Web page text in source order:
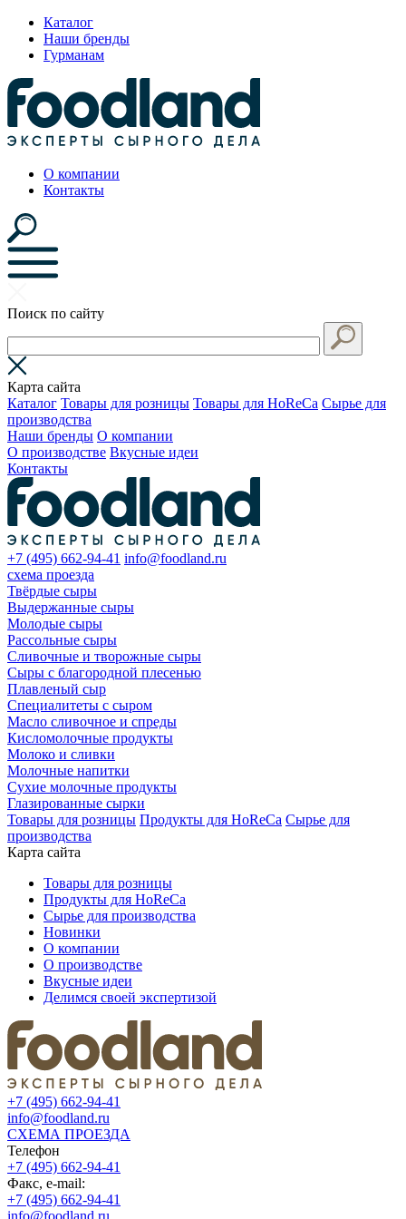
Каталог
Наши бренды
Гурманам
О компании
Контакты
Поиск по сайту
Карта сайта
Каталог Товары для розницы Товары для HoReCa Сырье для
производства
Наши бренды О компании
О производстве Вкусные идеи
Контакты
+7 (495) 662-94-41 info@foodland.ru
схема проезда
Твёрдые сыры
Выдержанные сыры
Молодые сыры
Рассольные сыры
Сливочные и творожные сыры
Сыры с благородной плесенью
Плавленый сыр
Специалитеты с сыром
Масло сливочное и спреды
Кисломолочные продукты
Молоко и сливки
Молочные напитки
Сухие молочные продукты
Глазированные сырки
Товары для розницы Продукты для HoReCa Сырье для
производства
Карта сайта
Товары для розницы
Продукты для HoReCa
Сырье для производства
Новинки
О компании
О производстве
Вкусные идеи
Делимся своей экспертизой
+7 (495) 662-94-41
info@foodland.ru
СХЕМА ПРОЕЗДА
Телефон
+7 (495) 662-94-41
Факс, e-mail:
+7 (495) 662-94-41
info@foodland.ru